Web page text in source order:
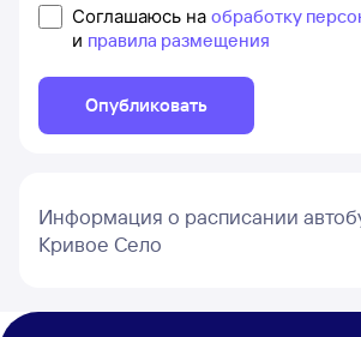
Соглашаюсь на обработку
и правила размещения
Опубликовать
Информация о расписании
Кривое Село